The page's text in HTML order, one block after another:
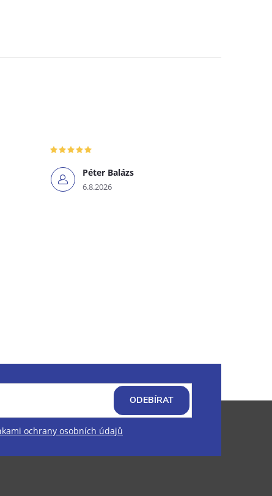
Péter Balázs
6.8.2026
ochrany osobních údajů
ODEBÍRAT